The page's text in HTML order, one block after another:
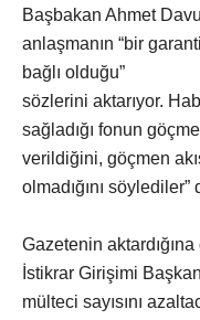
Başbakan Ahmet
anlaşmanın “bir
bağlı olduğu”
sözlerini aktarıyor.
sağladığı fonun
verildiğini, göçmen
olmadığını söylediler”
Gazetenin
İstikrar Girişimi
mülteci sayısını